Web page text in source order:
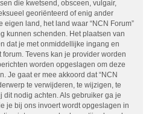
die kwetsend, obsceen, vulgair,
georiënteerd of enig ander
land, het land waar “NCN Forum”
kunnen schenden. Het plaatsen van
dat je met onmiddellijke ingang en
Tevens kan je provider worden
worden opgeslagen om deze
Je gaat er mee akkoord dat “NCN
te verwijderen, te wijzigen, te
nodig achten. Als gebruiker ga je
je bij ons invoert wordt opgeslagen in